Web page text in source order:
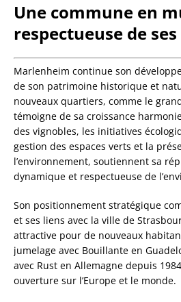
Une commune en
respectueuse de
Marlenheim continue son
de son patrimoine historique et
nouveaux quartiers, comme le
témoigne de sa croissance
des vignobles, les initiatives
gestion des espaces verts et la
l’environnement, soutiennent sa
dynamique et respectueuse de
Son positionnement stratégique
et ses liens avec la ville de
attractive pour de nouveaux
jumelage avec Bouillante en
avec Rust en Allemagne depuis
ouverture sur l’Europe et le monde.